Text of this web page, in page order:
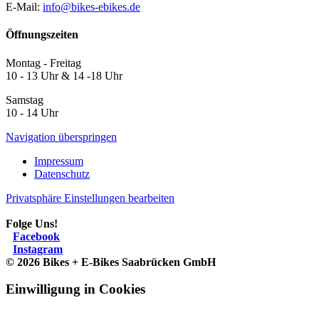
E-Mail: info@bikes-ebikes.de
Öffnungszeiten
Montag - Freitag
10 - 13 Uhr & 14 -18 Uhr
Samstag
10 - 14 Uhr
Navigation überspringen
Impressum
Datenschutz
Privatsphäre Einstellungen bearbeiten
Folge Uns!
Facebook
Instagram
© 2026 Bikes + E-Bikes Saabrücken GmbH
Einwilligung in Cookies